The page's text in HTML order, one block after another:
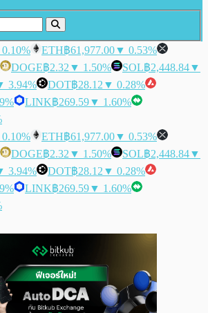
ETH฿61,977.00▼ 0.53%
DOGE฿2.32 ▼ 1.50% SOL฿2,448.84▼
3.94% DOT฿28.12 ▼ 0.28%
LINK฿269.59▼ 1.60%
ETH฿61,977.00▼ 0.53%
DOGE฿2.32 ▼ 1.50% SOL฿2,448.84▼
3.94% DOT฿28.12 ▼ 0.28%
LINK฿269.59▼ 1.60%